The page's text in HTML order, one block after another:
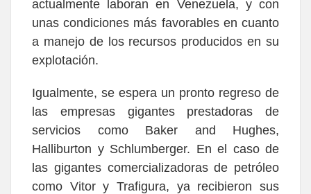
actualmente laboran en Venezuela, y con
unas condiciones más favorables en cuanto
a manejo de los recursos producidos en su
explotación.
Igualmente, se espera un pronto regreso de
las empresas gigantes prestadoras de
servicios como Baker and Hughes,
Halliburton y Schlumberger. En el caso de
las gigantes comercializadoras de petróleo
como Vitor y Trafigura, ya recibieron sus